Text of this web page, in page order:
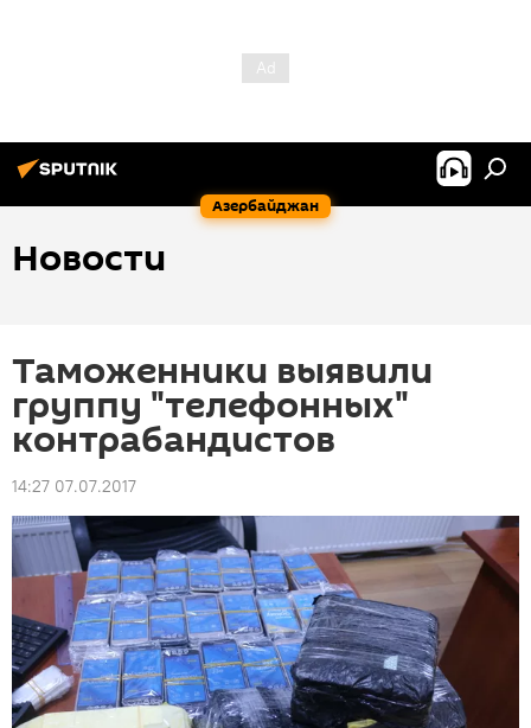
Азербайджан
Новости
Таможенники выявили
группу "телефонных"
контрабандистов
14:27 07.07.2017